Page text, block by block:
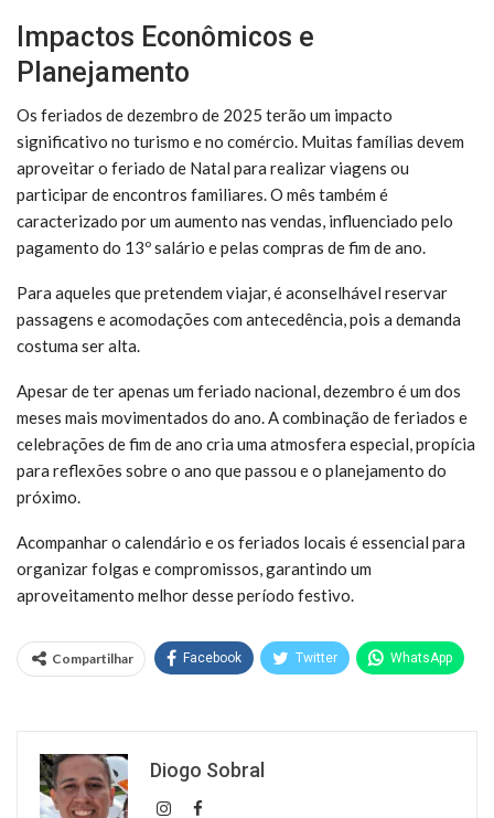
Impactos Econômicos e
Planejamento
Os feriados de dezembro de 2025 terão um impacto
significativo no turismo e no comércio. Muitas famílias devem
aproveitar o feriado de Natal para realizar viagens ou
participar de encontros familiares. O mês também é
caracterizado por um aumento nas vendas, influenciado pelo
pagamento do 13º salário e pelas compras de fim de ano.
Para aqueles que pretendem viajar, é aconselhável reservar
passagens e acomodações com antecedência, pois a demanda
costuma ser alta.
Apesar de ter apenas um feriado nacional, dezembro é um dos
meses mais movimentados do ano. A combinação de feriados e
celebrações de fim de ano cria uma atmosfera especial, propícia
para reflexões sobre o ano que passou e o planejamento do
próximo.
Acompanhar o calendário e os feriados locais é essencial para
organizar folgas e compromissos, garantindo um
aproveitamento melhor desse período festivo.
Compartilhar Facebook Twitter WhatsApp
Diogo Sobral